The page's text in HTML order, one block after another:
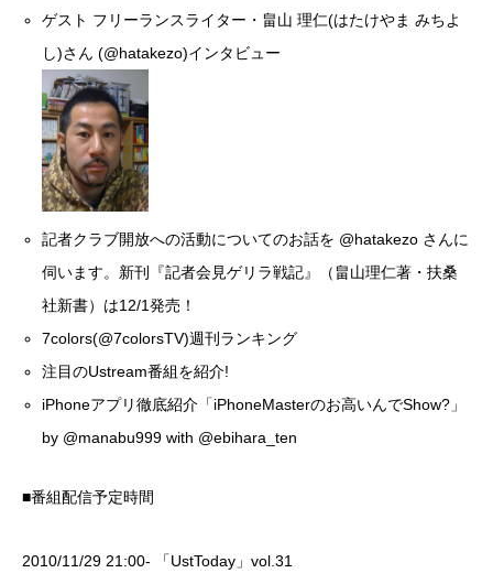
ゲスト フリーランスライター・畠山 理仁(はたけやま みちよ
し)さん (@hatakezo)インタビュー
記者クラブ開放への活動についてのお話を @hatakezo さんに
伺います。新刊『記者会見ゲリラ戦記』（畠山理仁著・扶桑
社新書）は12/1発売！
7colors(@7colorsTV)週刊ランキング
注目のUstream番組を紹介!
iPhoneアプリ徹底紹介「iPhoneMasterのお高いんでShow?」
by @manabu999 with @ebihara_ten
■番組配信予定時間
2010/11/29 21:00- 「UstToday」vol.31